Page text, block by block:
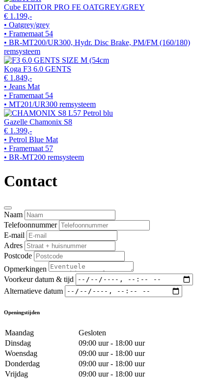
Cube EDITOR PRO FE OATGREY/GREY
€ 1.199,-
• Oatgrey/grey
• Framemaat 54
• BR-MT200/UR300, Hydr. Disc Brake, PM/FM (160/180)
remsysteem
Koga F3 6.0 GENTS
€ 1.849,-
• Jeans Mat
• Framemaat 54
• MT201/UR300 remsysteem
Gazelle Chamonix S8
€ 1.399,-
• Petrol Blue Mat
• Framemaat 57
• BR-MT200 remsysteem
Contact
Naam
Telefoonnummer
E-mail
Adres
Postcode
Opmerkingen
Voorkeur datum & tijd
Alternatieve datum
Openingstijden
Maandag
Gesloten
Dinsdag
09:00 uur - 18:00 uur
Woensdag
09:00 uur - 18:00 uur
Donderdag
09:00 uur - 18:00 uur
Vrijdag
09:00 uur - 18:00 uur